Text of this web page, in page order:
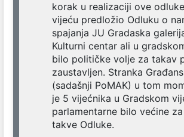
korak u realizaciji ove
vijeću predložio Odluku o
spajanja JU Gradaska
Kulturni centar ali u
bilo političke volje za takav
zaustavljen. Stranka
(sadašnji PoMAK) u tom
je 5 vijećnika u Gradskom
parlamentarne bilo većine
takve Odluke.